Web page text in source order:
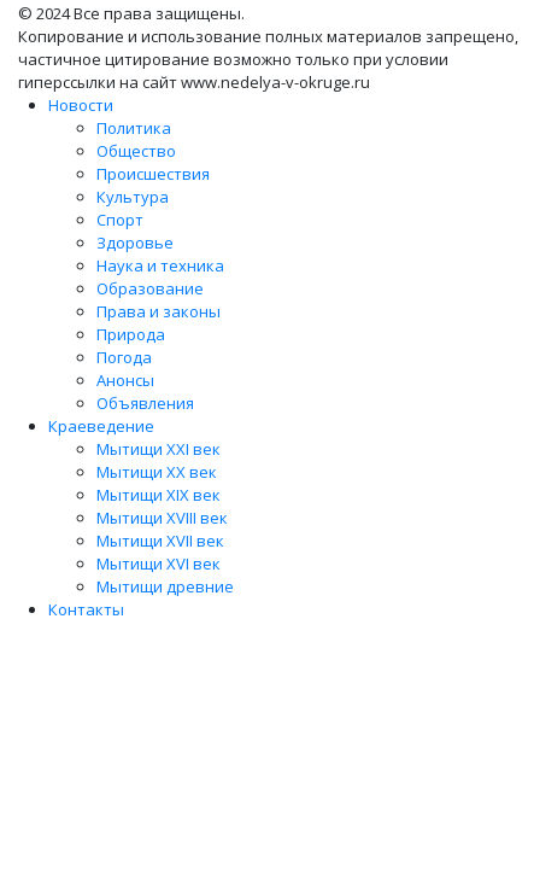
© 2024 Все права защищены.
Копирование и использование полных материалов запрещено,
частичное цитирование возможно только при условии
гиперссылки на сайт www.nedelya-v-okruge.ru
Новости
Политика
Общество
Происшествия
Культура
Спорт
Здоровье
Наука и техника
Образование
Права и законы
Природа
Погода
Анонсы
Объявления
Краеведение
Мытищи XXI век
Мытищи XX век
Мытищи XIX век
Мытищи XVIII век
Мытищи XVII век
Мытищи XVI век
Мытищи древние
Контакты